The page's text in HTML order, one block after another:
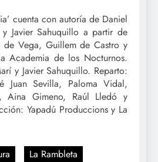
cuenta con autoría de Daniel
Javier Sahuquillo a partir de
de Vega, Guillem de Castro y
Academia de los Nocturnos.
y Javier Sahuquillo. Reparto:
Juan Sevilla, Paloma Vidal,
Aina Gimeno, Raúl Lledó y
Yapadú Produccions y La
La Rambleta